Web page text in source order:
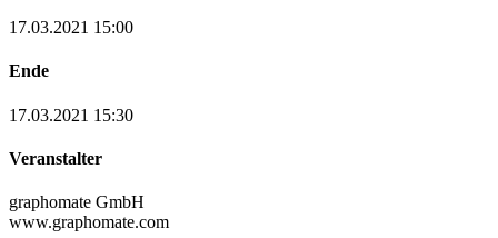
17.03.2021 15:00
Ende
17.03.2021 15:30
Veranstalter
graphomate GmbH
www.graphomate.com